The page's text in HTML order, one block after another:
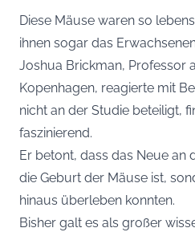
Diese Mäuse waren so
ihnen sogar das
Joshua Brickman, Professor
Kopenhagen, reagierte mit
nicht an der Studie beteiligt,
faszinierend.
Er betont, dass das Neue an
die Geburt der Mäuse ist,
hinaus überleben konnten.
Bisher galt es als großer